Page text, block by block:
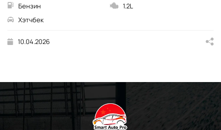
Бензин
1.2L
Хэтчбек
10.04.2026